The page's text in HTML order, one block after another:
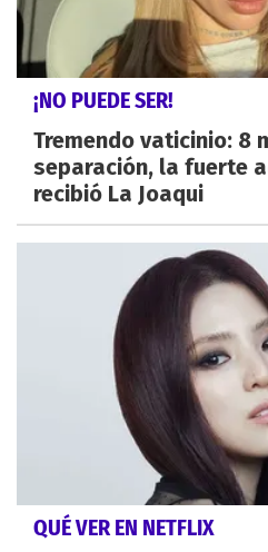
¡NO PUEDE SER!
Tremendo vaticinio: 8
separación, la fuerte
recibió La Joaqui
QUÉ VER EN NETFLIX